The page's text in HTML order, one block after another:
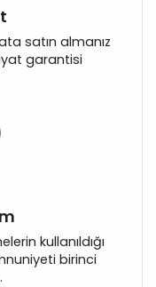
satın almanız
garantisi
kullanıldığı
birinci